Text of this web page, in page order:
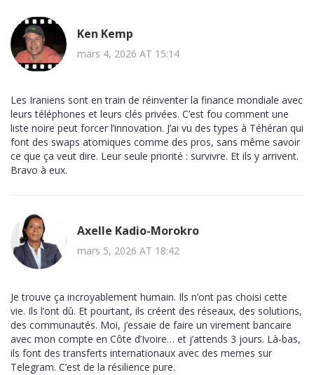
Ken Kemp
mars 4, 2026 AT 15:14
Les Iraniens sont en train de réinventer la finance mondiale avec
leurs téléphones et leurs clés privées. C’est fou comment une
liste noire peut forcer l’innovation. J’ai vu des types à Téhéran qui
font des swaps atomiques comme des pros, sans même savoir
ce que ça veut dire. Leur seule priorité : survivre. Et ils y arrivent.
Bravo à eux.
Axelle Kadio-Morokro
mars 5, 2026 AT 18:42
Je trouve ça incroyablement humain. Ils n’ont pas choisi cette
vie. Ils l’ont dû. Et pourtant, ils créent des réseaux, des solutions,
des communautés. Moi, j’essaie de faire un virement bancaire
avec mon compte en Côte d’Ivoire… et j’attends 3 jours. Là-bas,
ils font des transferts internationaux avec des memes sur
Telegram. C’est de la résilience pure.